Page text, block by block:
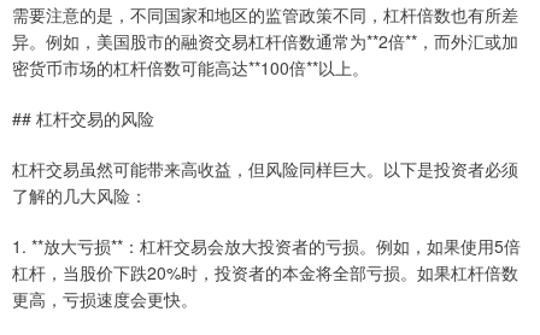
需要注意的是，不同国家和地区的监管政策不同，杠杆倍数也有所差
异。例如，美国股市的融资交易杠杆倍数通常为**2倍**，而外汇或加
密货币市场的杠杆倍数可能高达**100倍**以上。
## 杠杆交易的风险
杠杆交易虽然可能带来高收益，但风险同样巨大。以下是投资者必须
了解的几大风险：
1. **放大亏损**：杠杆交易会放大投资者的亏损。例如，如果使用5倍
杠杆，当股价下跌20%时，投资者的本金将全部亏损。如果杠杆倍数
更高，亏损速度会更快。